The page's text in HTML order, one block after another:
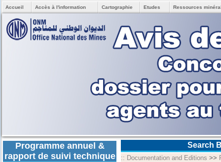
Accueil Accès à l'information Cartographie Etudes Ressources
Programme annuel &
rapport de suivi technique
Search
:: Documentation and Editions >>